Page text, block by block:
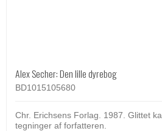
Alex Secher: Den lille dyrebog
BD1015105680
Chr. Erichsens Forlag. 1987. Glittet
tegninger af forfatteren.